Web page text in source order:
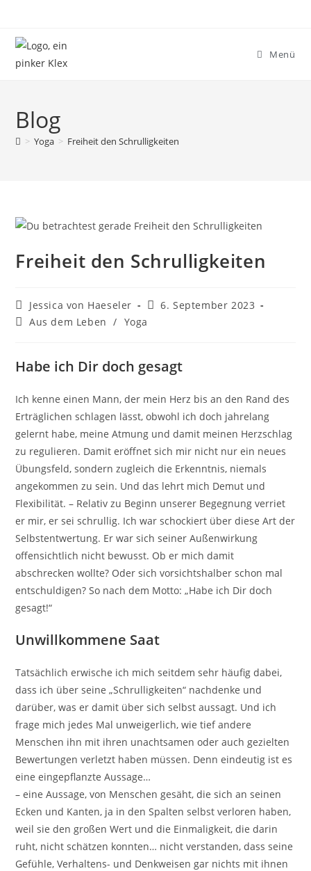
springen
Menü
Blog
> Yoga > Freiheit den Schrulligkeiten
Freiheit den Schrulligkeiten
Beitrags-
Autor:
Jessica von Haeseler
Beitrag
6. September 2023
Beitrags-
Aus dem Leben / Yoga
Habe ich Dir doch gesagt
Ich kenne einen Mann, der mein Herz bis an den Rand des
Erträglichen schlagen lässt, obwohl ich doch jahrelang
gelernt habe, meine Atmung und damit meinen Herzschlag
zu regulieren. Damit eröffnet sich mir nicht nur ein neues
Übungsfeld, sondern zugleich die Erkenntnis, niemals
angekommen zu sein. Und das lehrt mich Demut und
Flexibilität. – Relativ zu Beginn unserer Begegnung verriet
er mir, er sei schrullig. Ich war schockiert über diese Art der
Selbstentwertung. Er war sich seiner Außenwirkung
offensichtlich nicht bewusst. Ob er mich damit
abschrecken wollte? Oder sich vorsichtshalber schon mal
entschuldigen? So nach dem Motto: „Habe ich Dir doch
gesagt!“
Unwillkommene Saat
Tatsächlich erwische ich mich seitdem sehr häufig dabei,
dass ich über seine „Schrulligkeiten“ nachdenke und
darüber, was er damit über sich selbst aussagt. Und ich
frage mich jedes Mal unweigerlich, wie tief andere
Menschen ihn mit ihren unachtsamen oder auch gezielten
Bewertungen verletzt haben müssen. Denn eindeutig ist es
eine eingepflanzte Aussage…
– eine Aussage, von Menschen gesäht, die sich an seinen
Ecken und Kanten, ja in den Spalten selbst verloren haben,
weil sie den großen Wert und die Einmaligkeit, die darin
ruht, nicht schätzen konnten… nicht verstanden, dass seine
Gefühle, Verhaltens- und Denkweisen gar nichts mit ihnen